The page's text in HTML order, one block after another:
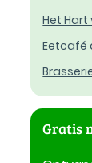
Het Hart
Eetcafé
Gratis